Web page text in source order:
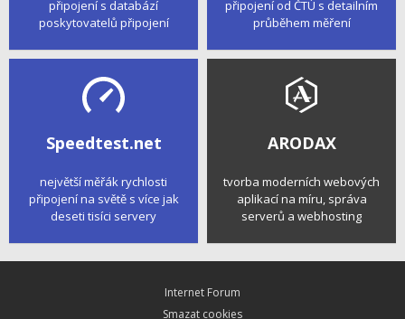
připojení s databází
poskytovatelů připojení
připojení od ČTÚ s detailním
průběhem měření
Speedtest.net
největší měřák rychlosti
připojení na světě s více jak
deseti tisíci servery
ARODAX
tvorba moderních webových
aplikací na míru, správa
serverů a webhosting
Internet Forum
Smazat cookies